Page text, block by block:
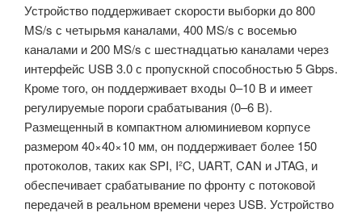
Устройство поддерживает скорости выборки до 800
MS/s с четырьмя каналами, 400 MS/s с восемью
каналами и 200 MS/s с шестнадцатью каналами через
интерфейс USB 3.0 с пропускной способностью 5 Gbps.
Кроме того, он поддерживает входы 0–10 В и имеет
регулируемые пороги срабатывания (0–6 В).
Размещенный в компактном алюминиевом корпусе
размером 40×40×10 мм, он поддерживает более 150
протоколов, таких как SPI, I²C, UART, CAN и JTAG, и
обеспечивает срабатывание по фронту с потоковой
передачей в реальном времени через USB. Устройство